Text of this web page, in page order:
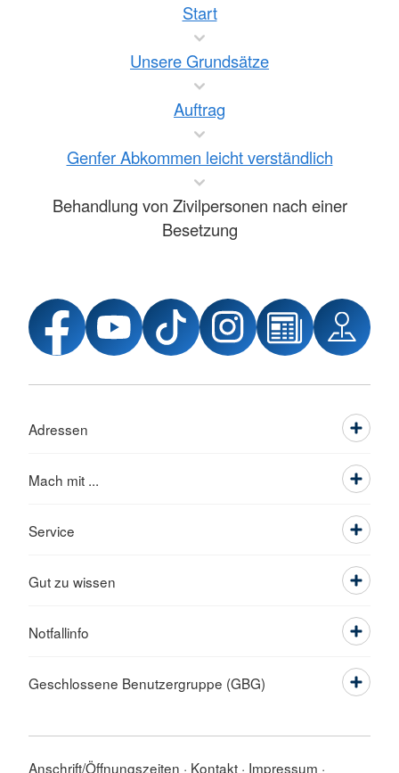
Start
Unsere Grundsätze
Auftrag
Genfer Abkommen leicht verständlich
Behandlung von Zivilpersonen nach einer
Besetzung
Adressen
Mach mit ...
Service
Gut zu wissen
Notfallinfo
Geschlossene Benutzergruppe (GBG)
Anschrift/Öffnungszeiten Kontakt Impressum